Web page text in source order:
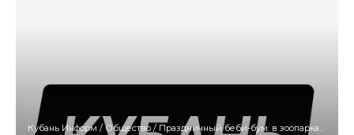
Кубань Информ /Общество / Праздничный беби-бум: в зоопарках Кубани произошло пополнение